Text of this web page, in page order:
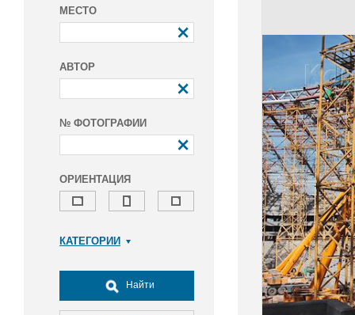
МЕСТО
АВТОР
№ ФОТОГРАФИИ
ОРИЕНТАЦИЯ
КАТЕГОРИИ
Досуг, туризм и отдых
Культура
Найти